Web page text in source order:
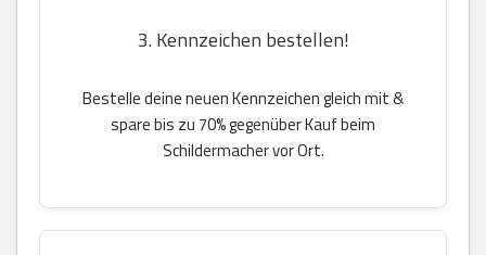
3. Kennzeichen bestellen!
Bestelle deine neuen Kennzeichen gleich mit &
spare bis zu 70% gegenüber Kauf beim
Schildermacher vor Ort.